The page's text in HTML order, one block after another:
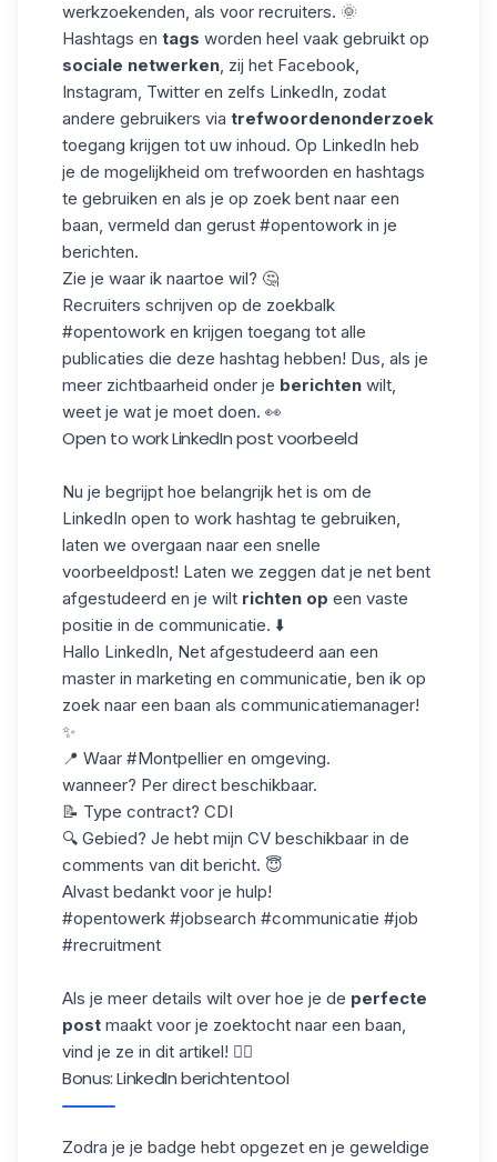
werkzoekenden, als voor recruiters. 🌞
Hashtags en tags worden heel vaak gebruikt op
sociale netwerken, zij het Facebook,
Instagram, Twitter en zelfs LinkedIn, zodat
andere gebruikers via trefwoordenonderzoek
toegang krijgen tot uw inhoud. Op LinkedIn heb
je de mogelijkheid om trefwoorden en hashtags
te gebruiken en als je op zoek bent naar een
baan, vermeld dan gerust #opentowork in je
berichten.
Zie je waar ik naartoe wil? 🤔
Recruiters schrijven op de zoekbalk
#opentowork en krijgen toegang tot alle
publicaties die deze hashtag hebben! Dus, als je
meer zichtbaarheid onder je berichten wilt,
weet je wat je moet doen. 👀
Open to work LinkedIn post voorbeeld
Nu je begrijpt hoe belangrijk het is om de
LinkedIn open to work hashtag te gebruiken,
laten we overgaan naar een snelle
voorbeeldpost! Laten we zeggen dat je net bent
afgestudeerd en je wilt richten op een vaste
positie in de communicatie. ⬇️
Hallo LinkedIn, Net afgestudeerd aan een
master in marketing en communicatie, ben ik op
zoek naar een baan als communicatiemanager!
✨
📍 Waar #Montpellier en omgeving.
wanneer? Per direct beschikbaar.
📝 Type contract? CDI
🔍 Gebied? Je hebt mijn CV beschikbaar in de
comments van dit bericht. 😇
Alvast bedankt voor je hulp!
#opentowerk #jobsearch #communicatie #job
#recruitment
Als je meer details wilt over hoe je de perfecte
post maakt voor je zoektocht naar een baan,
vind je ze in dit artikel! 👈🏼
Bonus: LinkedIn berichtentool
Zodra je je badge hebt opgezet en je geweldige